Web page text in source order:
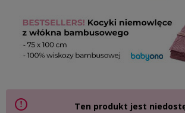
Ten produkt jest